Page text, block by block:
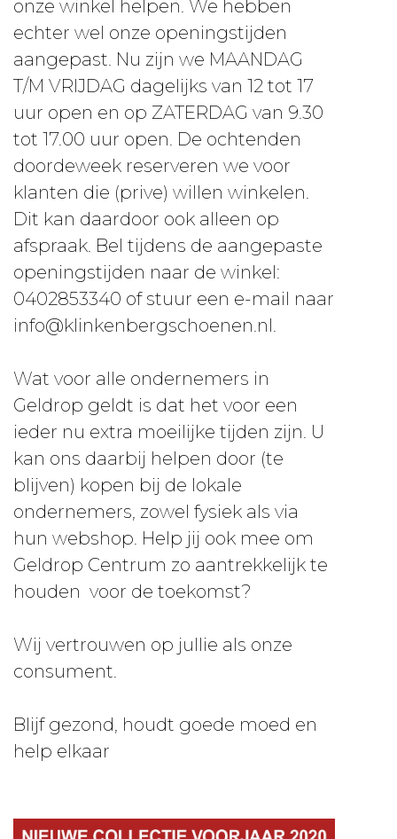
onze winkel helpen. We hebben
echter wel onze openingstijden
aangepast. Nu zijn we MAANDAG
T/M VRIJDAG dagelijks van 12 tot 17
uur open en op ZATERDAG van 9.30
tot 17.00 uur open. De ochtenden
doordeweek reserveren we voor
klanten die (prive) willen winkelen.
Dit kan daardoor ook alleen op
afspraak. Bel tijdens de aangepaste
openingstijden naar de winkel:
0402853340 of stuur een e-mail naar
info@klinkenbergschoenen.nl.
Wat voor alle ondernemers in
Geldrop geldt is dat het voor een
ieder nu extra moeilijke tijden zijn. U
kan ons daarbij helpen door (te
blijven) kopen bij de lokale
ondernemers, zowel fysiek als via
hun webshop. Help jij ook mee om
Geldrop Centrum zo aantrekkelijk te
houden voor de toekomst?
Wij vertrouwen op jullie als onze
consument.
Blijf gezond, houdt goede moed en
help elkaar